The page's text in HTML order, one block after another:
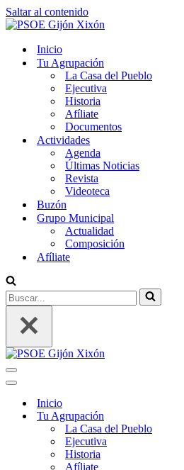
Saltar al contenido
Inicio
Tu Agrupación
La Casa del Pueblo
Ejecutiva
Historia
Afíliate
Documentos
Actividades
Agenda
Últimas Noticias
Revista
Videoteca
Buzón
Grupo Municipal
Actualidad
Composición
Afíliate
Buscar...
Menú
de
Menú
navegación
Inicio
Tu Agrupación
La Casa del Pueblo
Ejecutiva
Historia
Afíliate